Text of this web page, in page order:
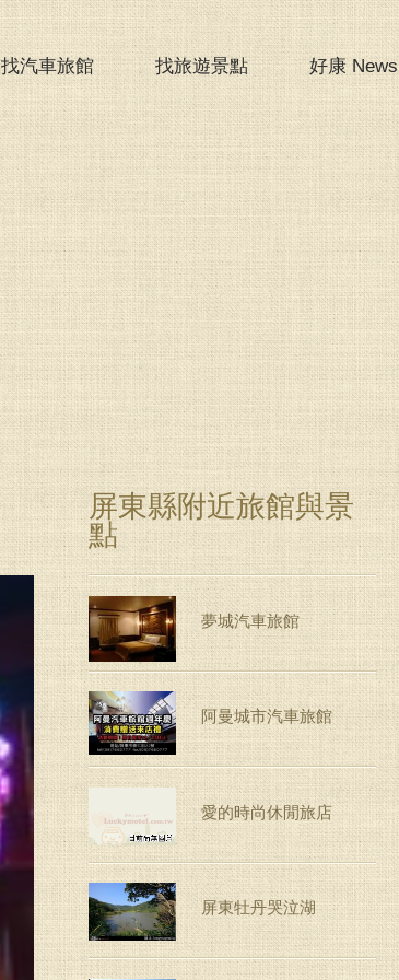
找汽車旅館 找旅遊景點 好康 News
屏東縣附近旅館與景
點
夢城汽車旅館
阿曼城市汽車旅館
愛的時尚休閒旅店
屏東牡丹哭泣湖